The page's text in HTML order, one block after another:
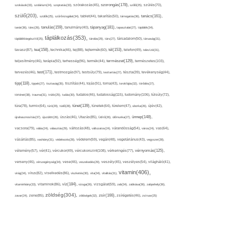
szokások(33), szolárium(24), szoptatás(33), szórakozás(45), szorongás(178), szőlő(25), szülés(70),
szülő(203), szülők(25), szűrővizsgálat(34), tablet(44), takarítás(50), támogatás(36), tanács(161),
tanár(36), tánc(26), tanulás(159), tanulmány(40), tápanyag(181), tapasztalat(27), táplálék(34),
táplálékkiegészítő(25), táplálkozás(353), tárolás(29), társ(27), társadalom(50), társaság(31),
tavasz(87), tea(158), technika(46), tej(88), tejtermék(60), tél(153), telefon(49), televízió(31),
teljesítmény(46), terápia(92), terhesség(96), termék(44), természet(129), természetes(103),
tervezés(46), test(171), testmozgás(97), testsúly(79), testtartás(27), tészta(39), tevékenység(44),
tipp(118), tippek(27), tisztaság(35), tisztítás(44), tojás(91), torna(43), torokfájás(32), törődés(27),
történet(38), trauma(31), trükk(25), tudás(30), tudatos(46), tudatosság(115), tudomány(106), túlsúly(72),
túra(78), turmix(64), túró(29), tüdő(28), tünet(139), tünetek(64), türelem(47), uborka(26), újév(42),
újrahasznosítás(37), újszülött(26), úszás(46), Utazás(85), Üdítő(26), ülőmunka(27), ünnep(148),
vacsora(79), válás(24), választás(29), változás(48), változatos(24), várandósság(54), város(24), vas(64),
vásárlás(85), vashiány(31), védekezés(28), védelem(59), vegán(48), vegetáriánus(43), vegyszer(28),
vélemény(57), vér(41), vércukor(49), vércukorszint(108), vérkeringés(77), vérnyomás(125),
verseny(46), vérszegénység(34), vese(46), veszekedés(29), veszély(45), veszélyes(54), világháló(41),
virág(34), vírus(82), viselkedés(86), viszketés(30), vita(34), vitalitás(31), vitamin(406),
vitaminhiány(33), vitaminok(86), víz(184), vizsga(26), vizsgálat(59), zab(34), zabkása(36), zabpehely(36),
zavar(24), zene(85), zöldség(304), zöldségek(32), zsír(166), zsírégetés(46), zsírsav(25)